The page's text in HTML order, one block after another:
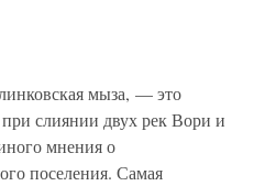
мыза, — это
слиянии двух рек Вори и
мнения о
поселения. Самая